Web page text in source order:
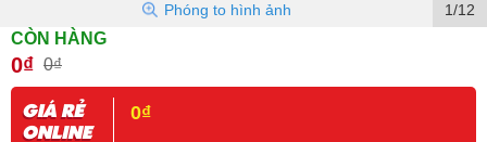
1/12
Phóng to hình ảnh
CÒN HÀNG
0₫ 0₫
0₫